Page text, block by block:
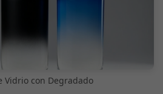
Vidrio con Degradado